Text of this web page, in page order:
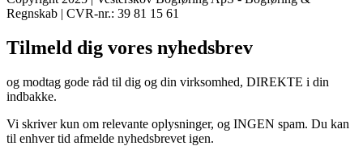
Regnskab | CVR-nr.: 39 81 15 61
Tilmeld dig vores nyhedsbrev
og modtag gode råd til dig og din virksomhed, DIREKTE i din
indbakke.
Vi skriver kun om relevante oplysninger, og INGEN spam. Du kan
til enhver tid afmelde nyhedsbrevet igen.